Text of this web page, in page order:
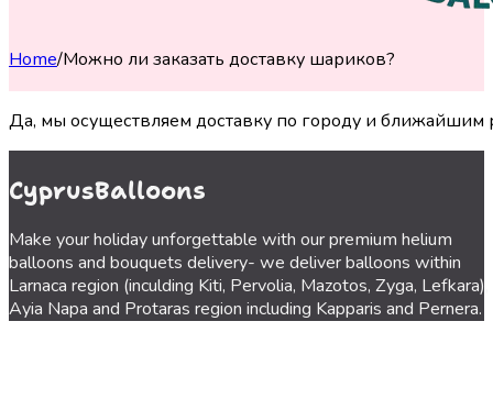
Home/Можно ли заказать доставку шариков?
Да, мы осуществляем доставку по городу и ближайшим
CyprusBalloons
Make your holiday unforgettable with our premium helium
balloons and bouquets delivery- we deliver balloons within
Larnaca region (inculding Kiti, Pervolia, Mazotos, Zyga, Lefkara),
Ayia Napa and Protaras region including Kapparis and Pernera.